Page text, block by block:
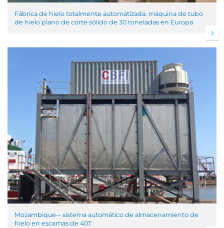
Fábrica de hielo totalmente automatizada: máquina de tubo
de hielo plano de corte sólido de 30 toneladas en Europa
Mozambique-- sistema automático de almacenamiento de
hielo en escamas de 40T